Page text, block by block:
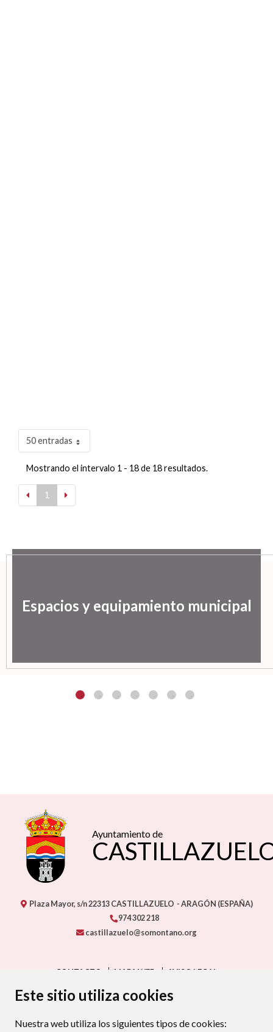
Este sitio utiliza cookies
Nuestra web utiliza los siguientes tipos de cookies:
50 entradas
Mostrando el intervalo 1 - 18 de 18 resultados.
1
Espacios y equipamiento municipal
Ayuntamiento de
Plaza Mayor, s/n22313 CASTILLAZUELO - ARAGÓN (ESPAÑA)
974 302 218
castillazuelo@somontano.org
CONTACTO MAPA WEB
AVISO LEGAL
PROTECCIÓN DE DATOS
POLÍTICA DE COOKIES